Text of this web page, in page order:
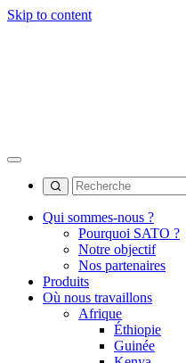
Skip to content
Qui sommes-nous ?
Pourquoi SATO ?
Notre objectif
Nos partenaires
Produits
Où nous travaillons
Afrique
Éthiopie
Guinée